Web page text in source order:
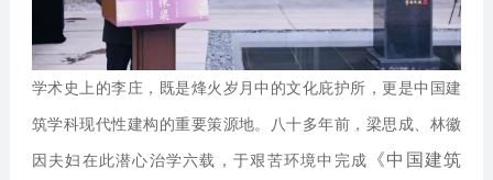
学术史上的李庄，既是烽火岁月中的文化庇护所，更是中国建
筑学科现代性建构的重要策源地。八十多年前，梁思成、林徽
因夫妇在此潜心治学六载，于艰苦环境中完成
《中国建筑